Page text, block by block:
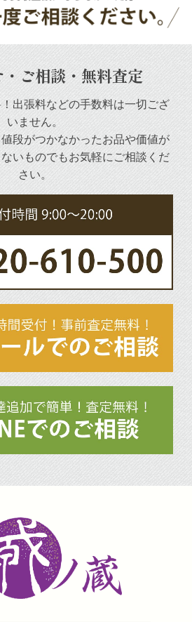
ご相談・無料査定
出張料などの手数料は一切ござ
いません。
段がつかなかったお品や価値が
いものでもお気軽にご相談くだ
さい。